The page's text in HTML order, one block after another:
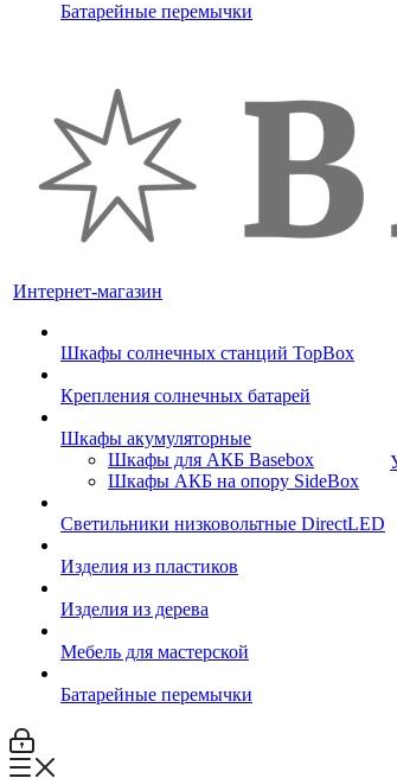
Батарейные перемычки
Интернет-магазин
Шкафы солнечных станций TopBox
Крепления солнечных батарей
Шкафы акумуляторные
Шкафы для АКБ Basebox
Шкафы АКБ на опору SideBox
Светильники низковольтные DirectLED
Изделия из пластиков
Изделия из дерева
Мебель для мастерской
Батарейные перемычки